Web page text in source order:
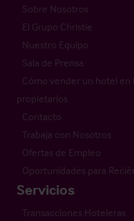
Sobre Nosotros
El Grupo Christie
Nuestro Equipo
Sala de Prensa
Cómo vender un hotel en
propietarios
Contacto
Trabaja con Nosotros
Ofertas de Empleo
Oportunidades para
Servicios
Transacciones Hoteleras